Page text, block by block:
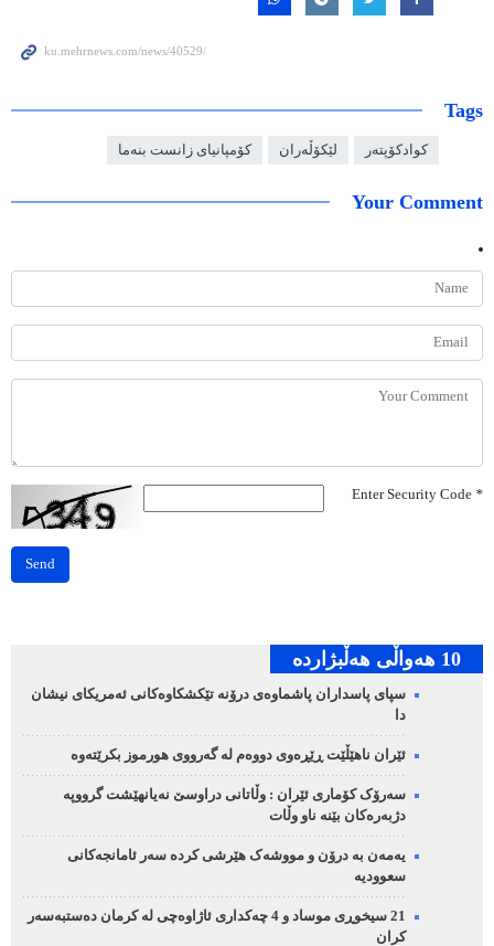
Tags
کوادکۆپتەر لێکۆڵەران کۆمپانیای زانست بنەما
Your Comment
*
Send
10 هه‌واڵی هه‌ڵبژارده‌
سپای پاسداران پاشماوەی درۆنە تێکشکاوەکانی ئەمریکای نیشان
دا
ئێران ناهێڵێت ڕێڕەوی دووەم لە گەرووی هورموز بکرێتەوە
سەرۆک کۆماری ئێران : وڵاتانی دراوسێ نەیانهێشت گرووپە
دژبەرەکان بێنە ناو وڵات
یەمەن بە درۆن و مووشەک هێرشی کردە سەر ئامانجەکانی
سعوودیە
21 سیخوڕی موساد و 4 چەکداری ئاژاوەچی لە کرمان دەستبەسەر
کران